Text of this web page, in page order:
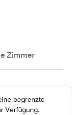
Zimmer
begrenzte
Verfügung.